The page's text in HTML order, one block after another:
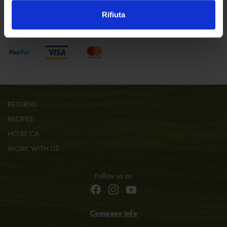
Rifiuta
RETURNS
RECIPES
HO.RE.CA.
WORK WITH US
Follow us on
Company Info